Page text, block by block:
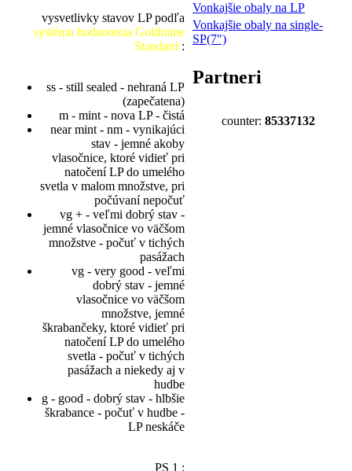
vysvetlivky stavov LP podľa
systému hodnotenia Goldmine
Standard :
ss - still sealed - nehraná LP
(zapečatena)
m - mint - nova LP - čistá
near mint - nm - vynikajúci
stav - jemné akoby
vlasočnice, ktoré vidieť pri
natočení LP do umelého
svetla v malom množstve, pri
počúvaní nepočuť
vg + - veľmi dobrý stav -
jemné vlasočnice vo väčšom
množstve - počuť v tichých
pasážach
vg - very good - veľmi
dobrý stav - jemné
vlasočnice vo väčšom
množstve, jemné
škrabančeky, ktoré vidieť pri
natočení LP do umelého
svetla - počuť v tichých
pasážach a niekedy aj v
hudbe
g - good - dobrý stav - hlbšie
škrabance - počuť v hudbe -
LP neskáče
PS 1 :
Vonkajšie obaly na LP
Vonkajšie obaly na single-
SP(7")
Partneri
counter: 85337132